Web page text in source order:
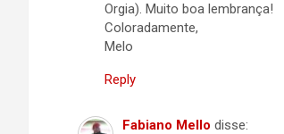
Orgia). Muito boa lembrança!
Coloradamente,
Melo
Reply
Fabiano Mello disse: